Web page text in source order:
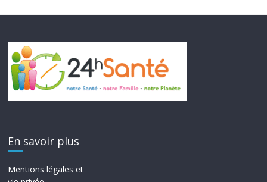
En savoir plus
Mentions légales et